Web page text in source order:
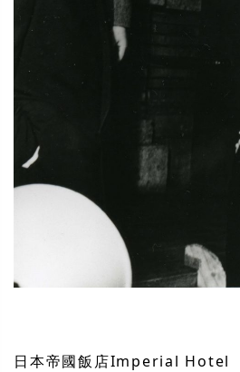
日本帝國飯店Imperial Hotel